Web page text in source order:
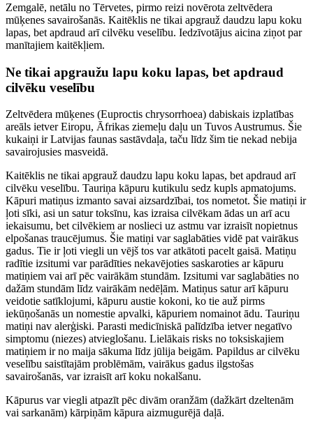
Zemgalē, netālu no Tērvetes, pirmo reizi novērota zeltvēdera
mūķenes savairošanās. Kaitēklis ne tikai apgrauž daudzu lapu koku
lapas, bet apdraud arī cilvēku veselību. Iedzīvotājus aicina ziņot par
manītajiem kaitēkļiem.
Ne tikai apgraužu lapu koku lapas, bet apdraud
cilvēku veselību
Zeltvēdera mūķenes (Euproctis chrysorrhoea) dabiskais izplatības
areāls ietver Eiropu, Āfrikas ziemeļu daļu un Tuvos Austrumus. Šie
kukaiņi ir Latvijas faunas sastāvdaļa, taču līdz šim tie nekad nebija
savairojusies masveidā.
Kaitēklis ne tikai apgrauž daudzu lapu koku lapas, bet apdraud arī
cilvēku veselību. Tauriņa kāpuru kutikulu sedz kupls apmatojums.
Kāpuri matiņus izmanto savai aizsardzībai, tos nometot. Šie matiņi ir
ļoti sīki, asi un satur toksīnu, kas izraisa cilvēkam ādas un arī acu
iekaisumu, bet cilvēkiem ar noslieci uz astmu var izraisīt nopietnus
elpošanas traucējumus. Šie matiņi var saglabāties vidē pat vairākus
gadus. Tie ir ļoti viegli un vējš tos var atkātoti pacelt gaisā. Matiņu
radītie izsitumi var parādīties nekavējoties saskaroties ar kāpuru
matiņiem vai arī pēc vairākām stundām. Izsitumi var saglabāties no
dažām stundām līdz vairākām nedēļām. Matiņus satur arī kāpuru
veidotie satīklojumi, kāpuru austie kokoni, ko tie auž pirms
iekūņošanās un nomestie apvalki, kāpuriem nomainot ādu. Tauriņu
matiņi nav alerģiski. Parasti medicīniskā palīdzība ietver negatīvo
simptomu (niezes) atvieglošanu. Lielākais risks no toksiskajiem
matiņiem ir no maija sākuma līdz jūlija beigām. Papildus ar cilvēku
veselību saistītajām problēmām, vairākus gadus ilgstošas
savairošanās, var izraisīt arī koku nokalšanu.
Kāpurus var viegli atpazīt pēc divām oranžām (dažkārt dzeltenām
vai sarkanām) kārpiņām kāpura aizmugurējā daļā.